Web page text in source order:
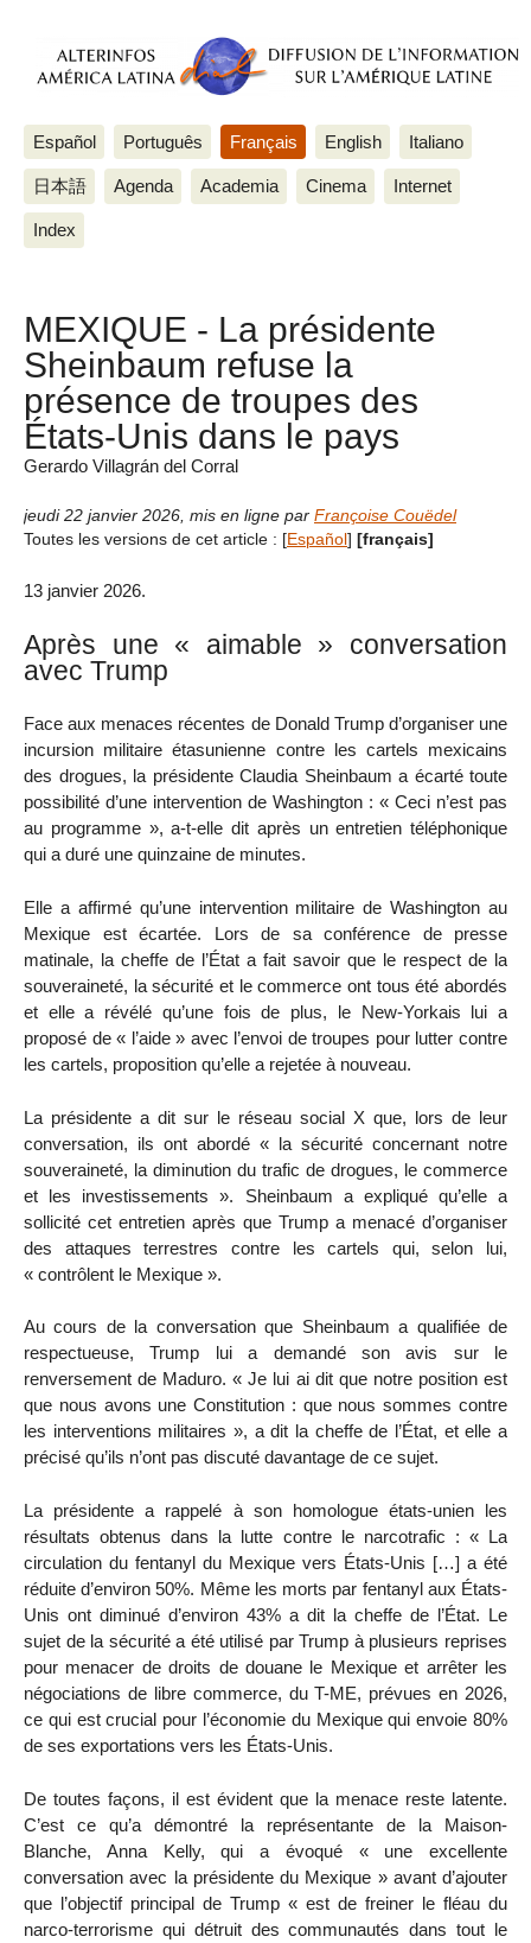
Español Português Français English Italiano
日本語 Agenda Academia Cinema Internet
Index
MEXIQUE - La présidente
Sheinbaum refuse la
présence de troupes des
États-Unis dans le pays
Gerardo Villagrán del Corral
jeudi 22 janvier 2026 mis en ligne par Françoise Couëdel
Toutes les versions de cet article : [Español] [français]
13 janvier 2026.
Après une « aimable » conversation
avec Trump
Face aux menaces récentes de Donald Trump d’organiser une
incursion militaire étasunienne contre les cartels mexicains
des drogues, la présidente Claudia Sheinbaum a écarté toute
possibilité d’une intervention de Washington : « Ceci n’est pas
au programme », a-t-elle dit après un entretien téléphonique
qui a duré une quinzaine de minutes.
Elle a affirmé qu’une intervention militaire de Washington au
Mexique est écartée. Lors de sa conférence de presse
matinale, la cheffe de l’État a fait savoir que le respect de la
souveraineté, la sécurité et le commerce ont tous été abordés
et elle a révélé qu’une fois de plus, le New-Yorkais lui a
proposé de « l’aide » avec l’envoi de troupes pour lutter contre
les cartels, proposition qu’elle a rejetée à nouveau.
La présidente a dit sur le réseau social X que, lors de leur
conversation, ils ont abordé « la sécurité concernant notre
souveraineté, la diminution du trafic de drogues, le commerce
et les investissements ». Sheinbaum a expliqué qu’elle a
sollicité cet entretien après que Trump a menacé d’organiser
des attaques terrestres contre les cartels qui, selon lui,
« contrôlent le Mexique ».
Au cours de la conversation que Sheinbaum a qualifiée de
respectueuse, Trump lui a demandé son avis sur le
renversement de Maduro. « Je lui ai dit que notre position est
que nous avons une Constitution : que nous sommes contre
les interventions militaires », a dit la cheffe de l’État, et elle a
précisé qu’ils n’ont pas discuté davantage de ce sujet.
La présidente a rappelé à son homologue états-unien les
résultats obtenus dans la lutte contre le narcotrafic : « La
circulation du fentanyl du Mexique vers États-Unis […] a été
réduite d’environ 50%. Même les morts par fentanyl aux États-
Unis ont diminué d’environ 43% a dit la cheffe de l’État. Le
sujet de la sécurité a été utilisé par Trump à plusieurs reprises
pour menacer de droits de douane le Mexique et arrêter les
négociations de libre commerce, du T-ME, prévues en 2026,
ce qui est crucial pour l’économie du Mexique qui envoie 80%
de ses exportations vers les États-Unis.
De toutes façons, il est évident que la menace reste latente.
C’est ce qu’a démontré la représentante de la Maison-
Blanche, Anna Kelly, qui a évoqué « une excellente
conversation avec la présidente du Mexique » avant d’ajouter
que l’objectif principal de Trump « est de freiner le fléau du
narco-terrorisme qui détruit des communautés dans tout le